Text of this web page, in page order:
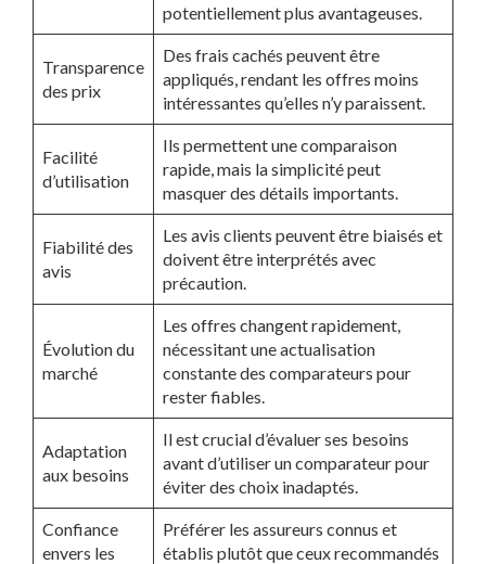
potentiellement plus avantageuses.
Transparence
des prix
Des frais cachés peuvent être
appliqués, rendant les offres moins
intéressantes qu’elles n’y paraissent.
Facilité
d’utilisation
Ils permettent une comparaison
rapide, mais la simplicité peut
masquer des détails importants.
Fiabilité des
avis
Les avis clients peuvent être biaisés et
doivent être interprétés avec
précaution.
Évolution du
marché
Les offres changent rapidement,
nécessitant une actualisation
constante des comparateurs pour
rester fiables.
Adaptation
aux besoins
Il est crucial d’évaluer ses besoins
avant d’utiliser un comparateur pour
éviter des choix inadaptés.
Confiance
envers les
Préférer les assureurs connus et
établis plutôt que ceux recommandés